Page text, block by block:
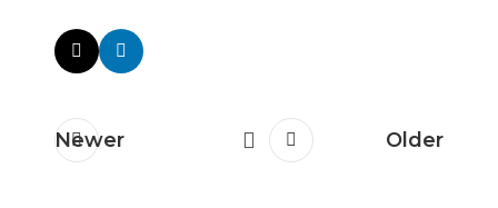
Newer Older